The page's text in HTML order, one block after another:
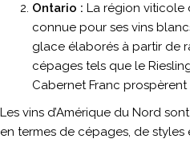
Ontario : La région viticole
connue pour ses vins
glace élaborés à partir de
cépages tels que le
Cabernet Franc
Les vins d’Amérique du Nord
en termes de cépages, de